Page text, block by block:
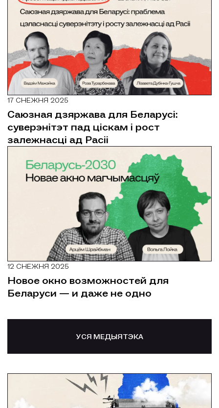
17 СНЕЖНЯ 2025
Саюзная дзяржава для Беларусі:
суверэнітэт пад ціскам і рост
залежнасці ад Расіі
12 СНЕЖНЯ 2025
Новое окно возможностей для
Беларуси — и даже не одно
УСЯ МЕДЫЯТЭКА